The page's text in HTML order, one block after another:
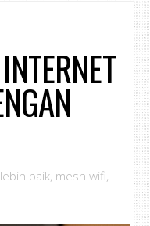
baik, mesh wifi,